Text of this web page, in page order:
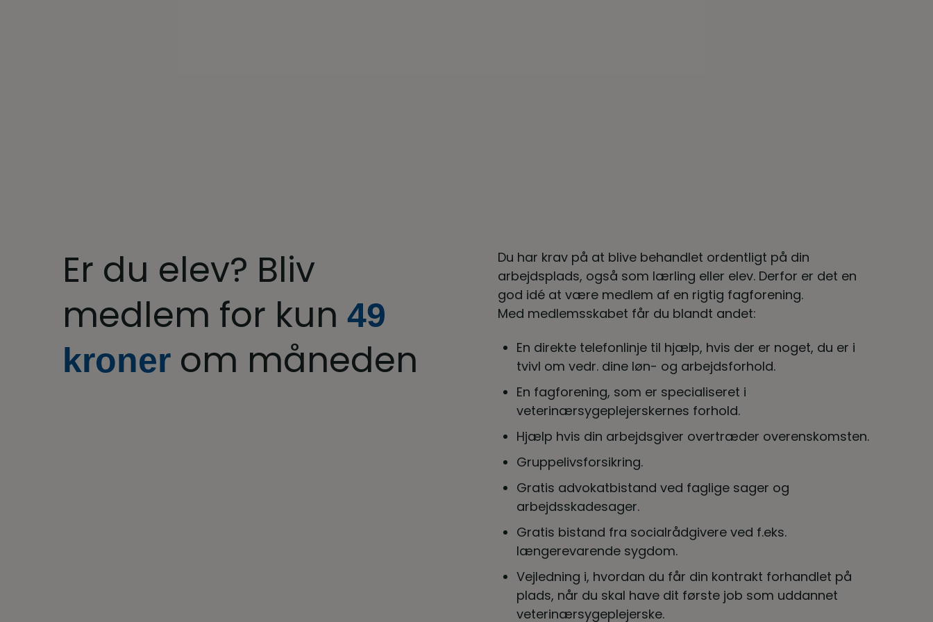
Er du elev? Bliv
medlem for kun 49
kroner om måneden
Du har krav på at blive behandlet ordentligt på din
arbejdsplads, også som lærling eller elev. Derfor er det en
god idé at være medlem af en rigtig fagforening.
Med medlemsskabet får du blandt andet:
En direkte telefonlinje til hjælp, hvis der er noget, du er i
tvivl om vedr. dine løn- og arbejdsforhold.
En fagforening, som er specialiseret i
veterinærsygeplejerskernes forhold.
Hjælp hvis din arbejdsgiver overtræder overenskomsten.
Gruppelivsforsikring.
Gratis advokatbistand ved faglige sager og
arbejdsskadesager.
Gratis bistand fra socialrådgivere ved f.eks.
længerevarende sygdom.
Vejledning i, hvordan du får din kontrakt forhandlet på
plads, når du skal have dit første job som uddannet
veterinærsygeplejerske.